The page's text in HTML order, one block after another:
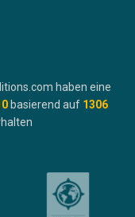
haben eine
basierend auf 1306